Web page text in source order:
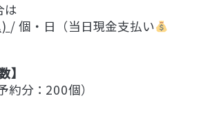
は
/ 個・日（当日現金支払い
】
約分：200個）